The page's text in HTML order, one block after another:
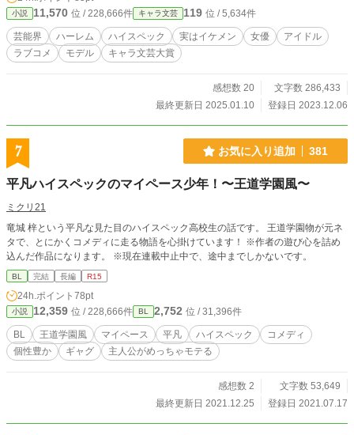
小説 11,570 位 / 228,666件 キャラ文芸 119 位 / 5,634件
芸能界 ハーレム ハイスペック 実はイケメン 女優
アイドル
ラブコメ
モデル キャラ文芸大賞
感想数 20
文字数 286,433
最終更新日 2025.01.10
登録日 2023.12.06
7 お気に入り追加 381
平凡ハイスペックのマイペース少年！〜王道学園風〜
ミクリ21
竜城 梓という平凡な見た目のハイスペック高校生の話です。 王道学園物が元ネ
タで、とにかくコメディに走る物語を心掛けています！ ※作者の遊び心を詰め
込んだ作品になります。 ※現在連載中止中で、途中までしかないです。
BL 完結 長編 R15
24h.ポイント 78pt
小説 12,359 位 / 228,666件 BL 2,752 位 / 31,396件
BL 王道学園風 マイペース 平凡 ハイスペック
コメディ
個性豊か
ギャグ 主人公がめっちゃモテる
感想数 2
文字数 53,649
最終更新日 2021.12.25
登録日 2021.07.17